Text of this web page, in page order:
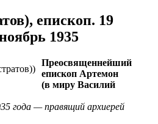
епископ. 19
1935
Преосвященнейший
епископ Артемон
(в миру Василий
года — правящий архиерей